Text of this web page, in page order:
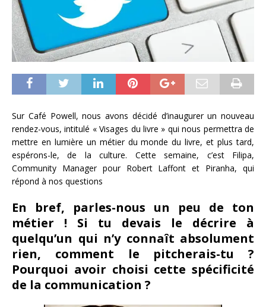
Sur Café Powell, nous avons décidé d’inaugurer un nouveau
rendez-vous, intitulé « Visages du livre » qui nous permettra de
mettre en lumière un métier du monde du livre, et plus tard,
espérons-le, de la culture. Cette semaine, c’est Filipa,
Community Manager pour Robert Laffont et Piranha, qui
répond à nos questions
En bref, parles-nous un peu de ton
métier ! Si tu devais le décrire à
quelqu’un qui n’y connaît absolument
rien, comment le pitcherais-tu ?
Pourquoi avoir choisi cette spécificité
de la communication ?